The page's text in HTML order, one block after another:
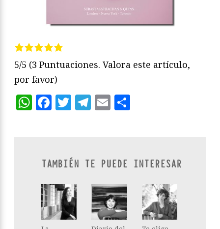
5/5 (3 Puntuaciones. Valora este artículo,
por favor)
WhatsApp
Facebook
Twitter
Telegram
Email
TAMBIÉN TE PUEDE INTERESAR